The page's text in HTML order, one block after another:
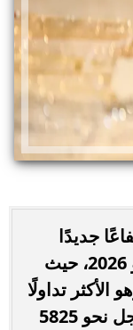
جديدًا
خلال تعاملات اليوم الأربعاء 8 يوليو 2026، حيث
الذهب عيار 21، وهو الأكثر تداولًا
وانتشارًا في السوق المحلية، ليسجل نحو 5825